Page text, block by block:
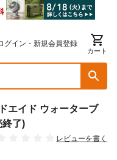
グイン・新規会員登録
カート
エイド ウォーターブ
終了)
レビューを書く